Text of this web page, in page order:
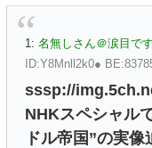
1: 名無しさん＠涙目で
ID:Y8Mnll2k0●
sssp://
NHKスペシャル
ドル帝国”の実像